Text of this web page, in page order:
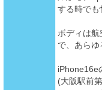
する時でも
ボディは航
で、あらゆ
iPhone16e
(大阪駅前